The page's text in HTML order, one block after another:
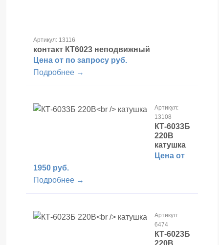
Артикул: 13116
контакт КТ6023 неподвижный
Цена от по запросу руб.
Подробнее →
Артикул:
13108
КТ-6033Б
220В
катушка
Цена от
1950 руб.
Подробнее →
Артикул:
6474
КТ-6023Б
220В